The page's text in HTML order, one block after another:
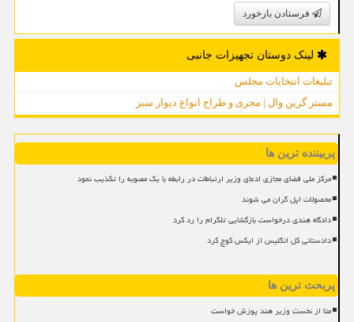
فرستادن بازخورد
لینک دوستان تجهیزات جانبی
تبلیغات انتخابات مجلس
مستر گرین وال | مجری و طراح انواع دیوار سبز
پربیننده ترین ها
مرکز ملی فضای مجازی ادعای وزیر ارتباطات در رابطه با یک مصوبه را تکذیب نمود
محصولات اپل گران می شوند
دادگاه هندی درخواست بازگشایی تلگرام را رد کرد
دادستانی کل انگلیس از ایکس کوچ کرد
پربحث ترین ها
متا از نخست وزیر هند پوزش خواست